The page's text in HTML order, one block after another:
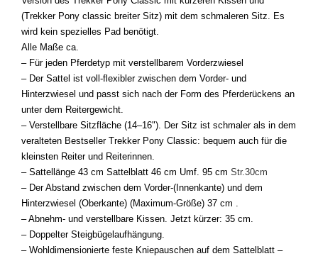
(Trekker Pony classic breiter Sitz) mit dem schmaleren Sitz. Es
wird kein spezielles Pad benötigt.
Alle Maße ca.
– Für jeden Pferdetyp mit verstellbarem Vorderzwiesel
– Der Sattel ist voll-flexibler zwischen dem Vorder- und
Hinterzwiesel und passt sich nach der Form des Pferderückens an
unter dem Reitergewicht.
– Verstellbare Sitzfläche (14–16"). Der Sitz ist schmaler als in dem
veralteten Bestseller Trekker Pony Classic: bequem auch für die
kleinsten Reiter und Reiterinnen.
– Sattellänge 43 cm Sattelblatt 46 cm Umf. 95 cm Str.30cm
– Der Abstand zwischen dem Vorder-(Innenkante) und dem
Hinterzwiesel (Oberkante) (Maximum-Größe) 37 cm .
– Abnehm- und verstellbare Kissen. Jetzt kürzer: 35 cm.
– Doppelter Steigbügelaufhängung.
– Wohldimensionierte feste Kniepauschen auf dem Sattelblatt –